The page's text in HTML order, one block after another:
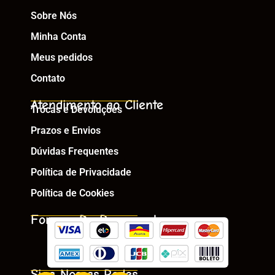
Sobre Nós
Minha Conta
Meus pedidos
Contato
Atendimento ao Cliente
Trocas e Devoluções
Prazos e Envios
Dúvidas Frequentes
Política de Privacidade
Política de Cookies
Formas De Pagamento